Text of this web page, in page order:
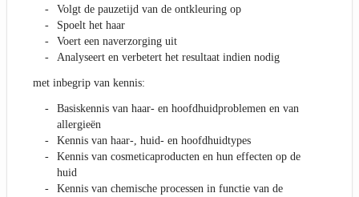
Volgt de pauzetijd van de ontkleuring op
Spoelt het haar
Voert een naverzorging uit
Analyseert en verbetert het resultaat indien nodig
met inbegrip van kennis:
Basiskennis van haar- en hoofdhuidproblemen en van
allergieën
Kennis van haar-, huid- en hoofdhuidtypes
Kennis van cosmeticaproducten en hun effecten op de
huid
Kennis van chemische processen in functie van de